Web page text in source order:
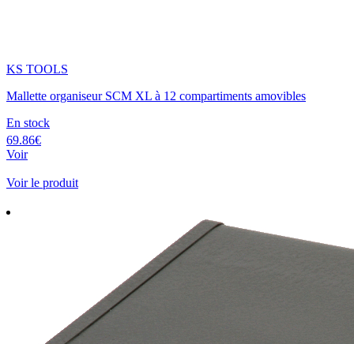
KS TOOLS
Mallette organiseur SCM XL à 12 compartiments amovibles
En stock
69.86€
Voir
Voir le produit